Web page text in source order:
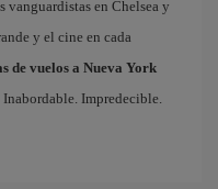
vanguardistas en Chelsea y
y el cine en cada
de vuelos a Nueva York
Impredecible.